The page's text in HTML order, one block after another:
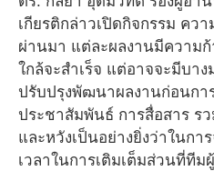
เกียรติกล่าวเปิดกิจกรรม คว
ผ่านมา แต่ละผลงานมีความ
ใกล้จะสำเร็จ แต่อาจจะมีบา
ปรับปรุงพัฒนาผลงานก่อนกา
ประชาสัมพันธ์ การสื่อสาร ร
และหวังเป็นอย่างยิ่งว่าในกา
เวลาในการเติมเต็มส่วนที่ที